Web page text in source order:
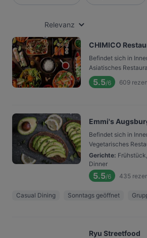
Relevanz
CHIMICO
Befindet sich in
Asiatisches
5.5/6 609
Emmi's
Befindet sich in
Vegetarisches
Gerichte:
Dinner
5.5/6 435
Casual Dining Sonntags geöffnet
Ryu Streetfood